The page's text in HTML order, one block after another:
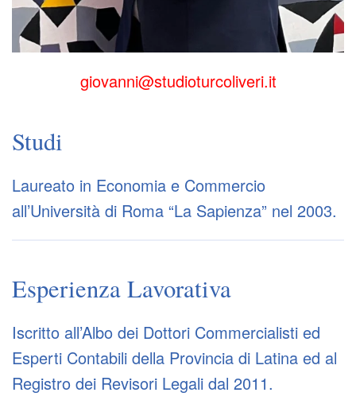
giovanni@studioturcoliveri.it
Studi
Laureato in Economia e Commercio
all’Università di Roma “La Sapienza” nel 2003.
Esperienza Lavorativa
Iscritto all’Albo dei Dottori Commercialisti ed
Esperti Contabili della Provincia di Latina ed al
Registro dei Revisori Legali dal 2011.